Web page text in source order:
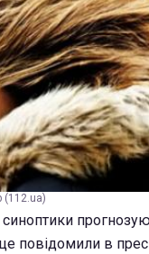
(112.ua)
синоптики
повідомили в прес-